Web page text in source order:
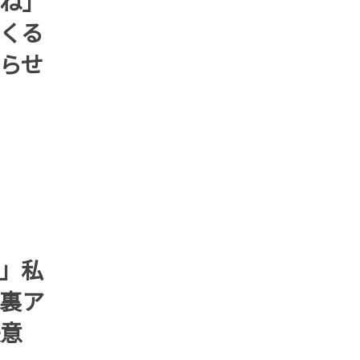
る
せ
私
ア